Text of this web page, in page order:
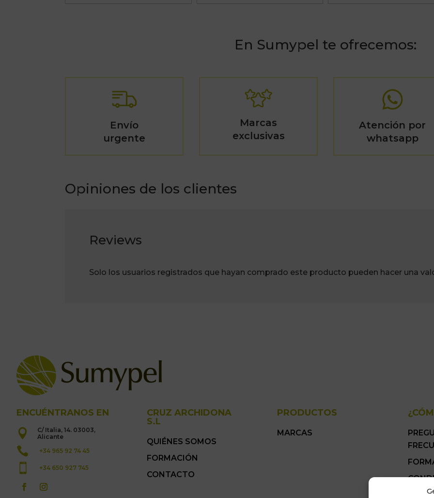
En Sumypel te ofrecemos:
Envío
urgente
Marcas
exclusivas
Atención por
whatsapp
Opiniones de los clientes
Reviews
Solo los usuarios registrados que hayan comprado este producto pueden hacer una
ENCUÉNTRANOS EN

C/ Italia, 14. 03003,
Alicante
 +34 965 92 74 45
 +34 650 927 745
CRUZ ARCHIDONA
S.L
QUIÉNES SOMOS
FORMACIÓN
CONTACTO
PRODUCTOS
MARCAS